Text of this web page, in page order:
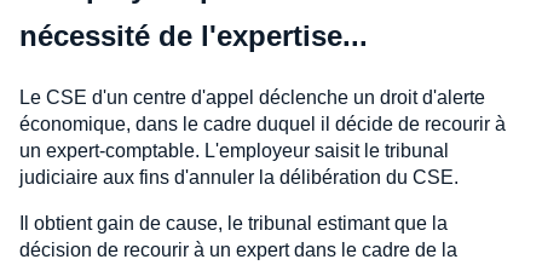
nécessité de l'expertise...
Le CSE d'un centre d'appel déclenche un droit d'alerte
économique, dans le cadre duquel il décide de recourir à
un expert-comptable. L'employeur saisit le tribunal
judiciaire aux fins d'annuler la délibération du CSE.
Il obtient gain de cause, le tribunal estimant que la
décision de recourir à un expert dans le cadre de la